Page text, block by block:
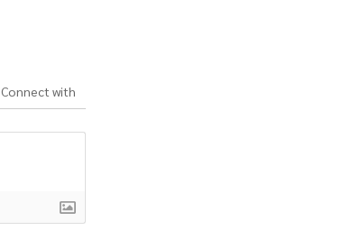
Connect with